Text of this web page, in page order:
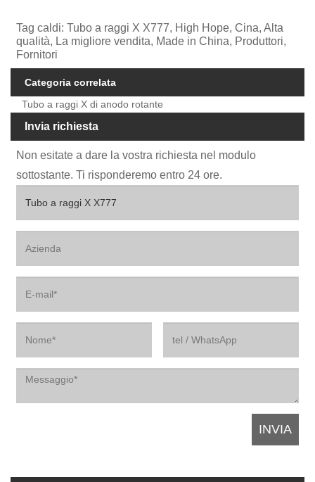
Tag caldi: Tubo a raggi X X777, High Hope, Cina, Alta
qualità, La migliore vendita, Made in China, Produttori,
Fornitori
Categoria correlata
Tubo a raggi X di anodo rotante
Invia richiesta
Non esitate a dare la vostra richiesta nel modulo
sottostante. Ti risponderemo entro 24 ore.